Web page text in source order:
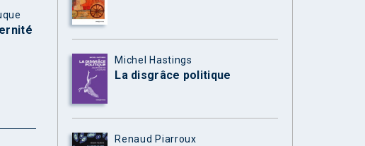
Michel Hastings
La disgrâce politique
Renaud Piarroux